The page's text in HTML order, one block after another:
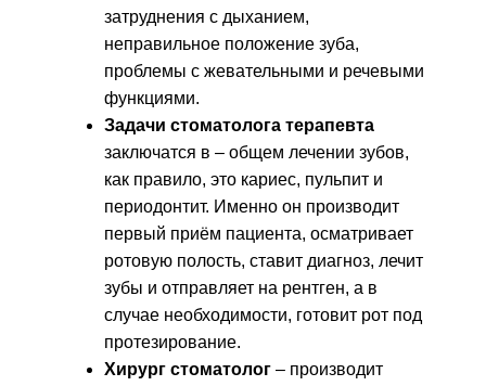
затруднения с дыханием,
неправильное положение зуба,
проблемы с жевательными и речевыми
функциями.
Задачи стоматолога терапевта
заключатся в – общем лечении зубов,
как правило, это кариес, пульпит и
периодонтит. Именно он производит
первый приём пациента, осматривает
ротовую полость, ставит диагноз, лечит
зубы и отправляет на рентген, а в
случае необходимости, готовит рот под
протезирование.
Хирург стоматолог – производит